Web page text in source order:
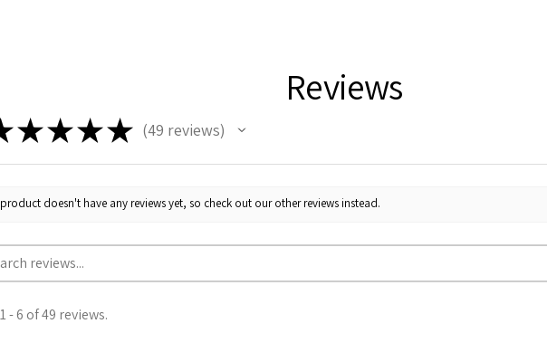
Reviews
★★★★ 49 reviews
49
doesn't have any reviews yet, so check out our other reviews instead.
- 6 of 49 reviews.